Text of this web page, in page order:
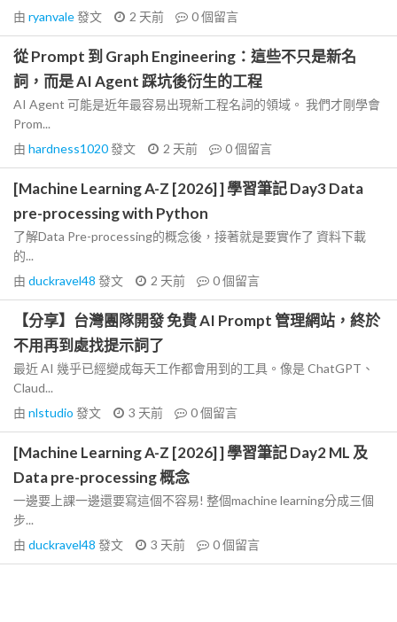
由 ryanvale發文 2 天前 0個留言
從 Prompt 到 Graph Engineering：這些不只是新名
詞，而是 AI Agent 踩坑後衍生的工程
AI Agent 可能是近年最容易出現新工程名詞的領域。 我們才剛學會
Prom...
由 hardness1020發文 2 天前 0個留言
[Machine Learning A-Z [2026] ] 學習筆記 Day3 Data
pre-processing with Python
了解Data Pre-processing的概念後，接著就是要實作了 資料下載
的...
由 duckravel48 發文 2 天前 0個留言
【分享】台灣團隊開發 免費 AI Prompt 管理網站，終於
不用再到處找提示詞了
最近 AI 幾乎已經變成每天工作都會用到的工具。像是 ChatGPT、
Claud...
由 nlstudio 發文 3 天前 0個留言
[Machine Learning A-Z [2026] ] 學習筆記 Day2 ML 及
Data pre-processing 概念
一邊要上課一邊還要寫這個不容易! 整個machine learning分成三個
步...
由 duckravel48 發文 3 天前 0個留言